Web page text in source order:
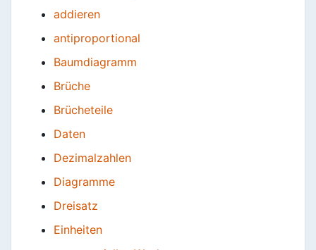
addieren
antiproportional
Baumdiagramm
Brüche
Brücheteile
Daten
Dezimalzahlen
Diagramme
Dreisatz
Einheiten